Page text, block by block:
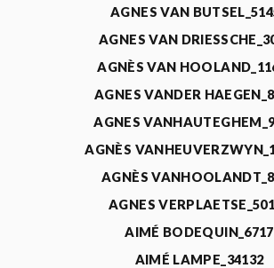
AGNES VAN
AGNES VAN
AGNÈS VAN
AGNES VANDER
AGNES
AGNÈS
AGNÈS
AGNES
AIMÉ BODEQUIN_6717
AIMÉ LAMPE_34132